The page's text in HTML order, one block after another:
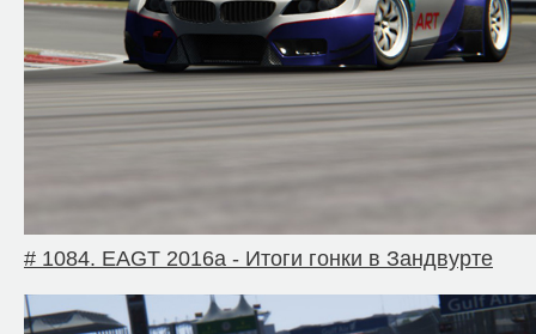
# 1084. EAGT 2016a - Итоги гонки в Зандвурте